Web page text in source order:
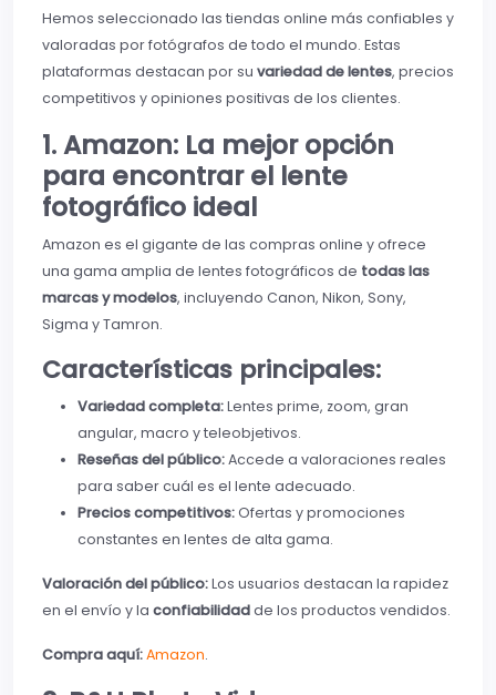
Hemos seleccionado las tiendas online más confiables y
valoradas por fotógrafos de todo el mundo. Estas
plataformas destacan por su variedad de lentes, precios
competitivos y opiniones positivas de los clientes.
1. Amazon: La mejor opción
para encontrar el lente
fotográfico ideal
Amazon es el gigante de las compras online y ofrece
una gama amplia de lentes fotográficos de todas las
marcas y modelos, incluyendo Canon, Nikon, Sony,
Sigma y Tamron.
Características principales:
Variedad completa:Lentes prime, zoom, gran
angular, macro y teleobjetivos.
Reseñas del público:Accede a valoraciones reales
para saber cuál es el lente adecuado.
Precios competitivos:Ofertas y promociones
constantes en lentes de alta gama.
Valoración del público:Los usuarios destacan la rapidez
en el envío y la confiabilidadde los productos vendidos.
Compra aquí:Amazon.